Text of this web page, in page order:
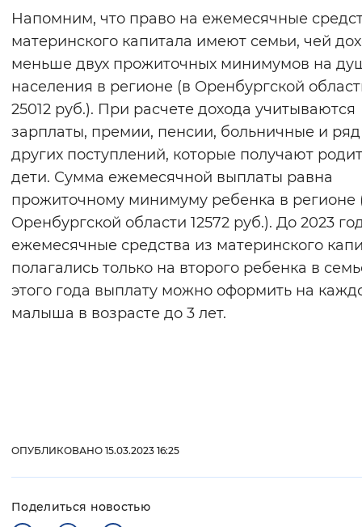
Напомним, что право на ежемесячные
материнского капитала имеют семьи, чей
меньше двух прожиточных минимумов на
населения в регионе (в Оренбургской
25012 руб.). При расчете дохода учитываются
зарплаты, премии, пенсии, больничные и ряд
других поступлений, которые получают
дети. Сумма ежемесячной выплаты равна
прожиточному минимуму ребенка в регионе
Оренбургской области 12572 руб.). До 2023
ежемесячные средства из материнского
полагались только на второго ребенка в
этого года выплату можно оформить на
малыша в возрасте до 3 лет.
ОПУБЛИКОВАНО 15.03.2023 16:25
Поделиться новостью